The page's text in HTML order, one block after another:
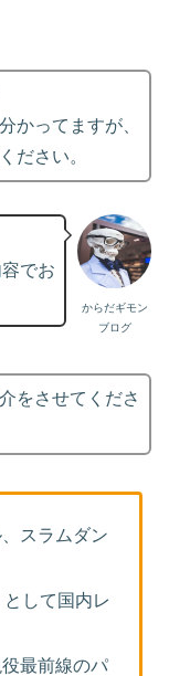
かってますが、
ださい。
からだギモン
ブログ
でお
をさせてくださ
スラムダン
して国内レ
最前線のパ